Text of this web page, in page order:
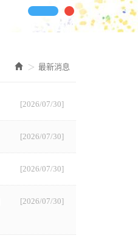
最新消息
[2026/07/30]
[2026/07/30]
[2026/07/30]
[2026/07/30]